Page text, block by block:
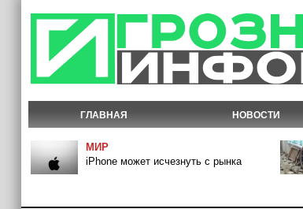
ГЛАВНАЯ НОВОСТИ
МИР
iPhone может исчезнуть с рынка